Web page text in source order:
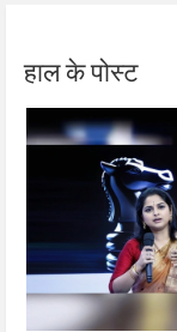
हाल के पोस्ट